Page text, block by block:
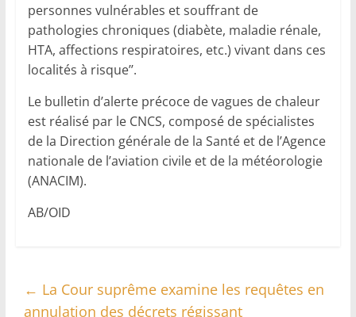
personnes vulnérables et souffrant de
pathologies chroniques (diabète, maladie rénale,
HTA, affections respiratoires, etc.) vivant dans ces
localités à risque’’.
Le bulletin d’alerte précoce de vagues de chaleur
est réalisé par le CNCS, composé de spécialistes
de la Direction générale de la Santé et de l’Agence
nationale de l’aviation civile et de la météorologie
(ANACIM).
AB/OID
← La Cour suprême examine les requêtes en
annulation des décrets régissant